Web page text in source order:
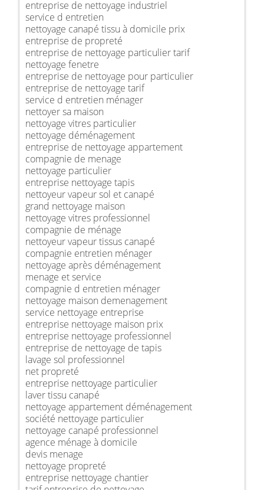
entreprise de nettoyage industriel
service d entretien
nettoyage canapé tissu à domicile prix
entreprise de propreté
entreprise de nettoyage particulier tarif
nettoyage fenetre
entreprise de nettoyage pour particulier
entreprise de nettoyage tarif
service d entretien ménager
nettoyer sa maison
nettoyage vitres particulier
nettoyage déménagement
entreprise de nettoyage appartement
compagnie de menage
nettoyage particulier
entreprise nettoyage tapis
nettoyeur vapeur sol et canapé
grand nettoyage maison
nettoyage vitres professionnel
compagnie de ménage
nettoyeur vapeur tissus canapé
compagnie entretien ménager
nettoyage après déménagement
menage et service
compagnie d entretien ménager
nettoyage maison demenagement
service nettoyage entreprise
entreprise nettoyage maison prix
entreprise nettoyage professionnel
entreprise de nettoyage de tapis
lavage sol professionnel
net propreté
entreprise nettoyage particulier
laver tissu canapé
nettoyage appartement déménagement
société nettoyage particulier
nettoyage canapé professionnel
agence ménage à domicile
devis menage
nettoyage propreté
entreprise nettoyage chantier